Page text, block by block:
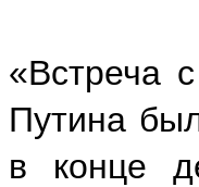
«Встреча
Путина
в конце